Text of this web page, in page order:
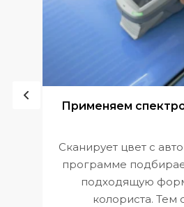
Применяем
Сканирует цвет с
программе
подходящую
колориста. Тем